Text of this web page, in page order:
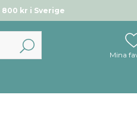
kr i Sverige
Mina